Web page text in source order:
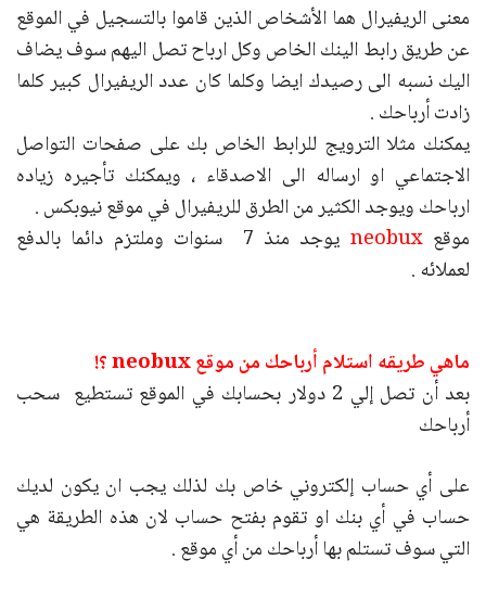
معنى الريفيرال هما الأشخاص الذين قاموا بالتسجيل في الموقع
عن طريق رابط الينك الخاص وكل ارباح تصل اليهم سوف يضاف
اليك نسبه الى رصيدك ايضا وكلما كان عدد الريفيرال كبير كلما
زادت أرباحك .
يمكنك مثلا الترويج للرابط الخاص بك على صفحات التواصل
الاجتماعي او ارساله الى الاصدقاء ، ويمكنك تأجيره زياده
ارباحك ويوجد الكثير من الطرق للريفيرال في موقع نيوبكس .
موقعneobux
يوجد منذ 7 سنوات وملتزم دائما بالدفع
لعملائه .
ماهي طريقه استلام أرباحك من موقع neobux ؟!
بعد أن تصل إلي 2 دولار بحسابك في الموقع تستطيع سحب
أرباحك
على أي حساب إلكتروني خاص بك لذلك يجب ان يكون لديك
حساب في أي بنك او تقوم بفتح حساب لان هذه الطريقة هي
التي سوف تستلم بها أرباحك من أي موقع .